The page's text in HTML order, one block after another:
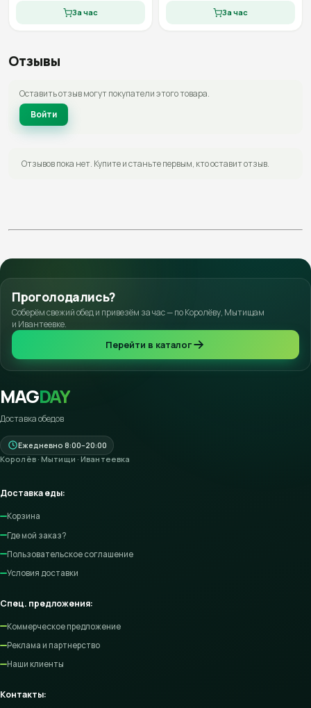
За час За час
Отзывы
Оставить отзыв могут покупатели этого товара.
Войти
Отзывов пока нет. Купите и станьте первым, кто оставит отзыв.
Проголодались?
Соберём свежий обед и привезём за час — по Королёву, Мытищам
и Ивантеевке.
Перейти в каталог
MAGDAY
Доставка обедов
Ежедневно 8:00–20:00
Королёв · Мытищи · Ивантеевка
Доставка еды:
Корзина
Где мой заказ?
Пользовательское соглашение
Условия доставки
Спец. предложения:
Коммерческое предложение
Реклама и партнерство
Наши клиенты
Контакты: